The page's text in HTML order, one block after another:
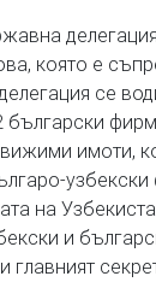
която е
се
имоти,
на
и